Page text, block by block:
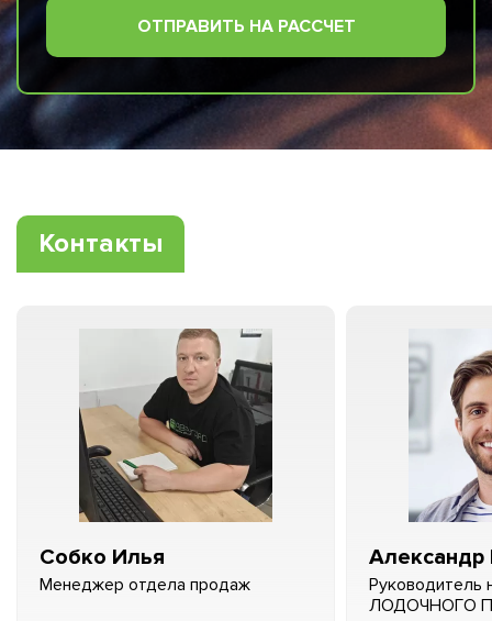
ОТПРАВИТЬ НА РАССЧЕТ
Контакты
Собко Илья
Менеджер отдела продаж
Александр
Руководитель
ЛОДОЧНОГО